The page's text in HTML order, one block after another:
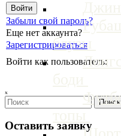
блузы
Забыли свой пароль?
Еще нет аккаунта?
Зарегистрироваться
Войти как пользователь:
ₓ
Оставить заявку